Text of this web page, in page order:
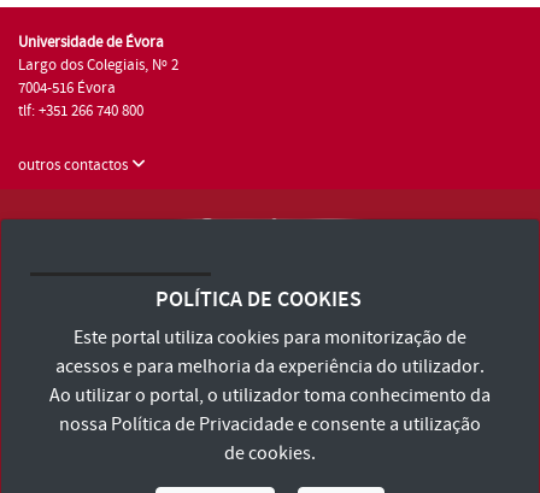
Universidade de Évora
Largo dos Colegiais, Nº 2
7004-516 Évora
tlf: +351 266 740 800
outros contactos
Consulte os Termos e Condições e Política de Privacidade
Declaração de Acessibilidade
POLÍTICA DE COOKIES
Este portal utiliza cookies para monitorização de
acessos e para melhoria da experiência do utilizador.
Ao utilizar o portal, o utilizador toma conhecimento da
nossa Política de Privacidadee consente a utilização
de cookies.